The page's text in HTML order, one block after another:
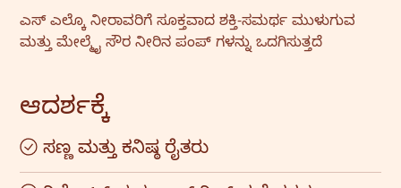
ಎಸ್ ಎಲ್ಕೊ ನೀರಾವರಿಗೆ ಸೂಕ್ತವಾದ ಶಕ್ತಿ-ಸಮರ್ಥ ಮುಳುಗುವ
ಮತ್ತು ಮೇಲ್ಮೈ ಸೌರ ನೀರಿನ ಪಂಪ್ ಗಳನ್ನು ಒದಗಿಸುತ್ತದೆ
ಆದರ್ಶಕ್ಕೆ
ಸಣ್ಣ ಮತ್ತು ಕನಿಷ್ಠ ರೈತರು